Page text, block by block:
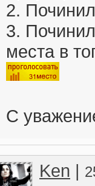
2.
3.
места в
С
Ken |